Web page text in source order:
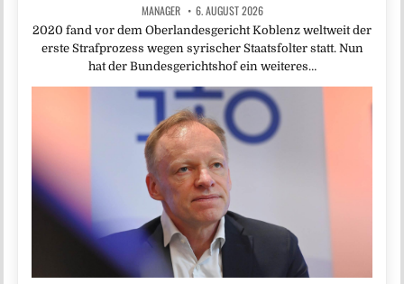
MANAGER 6. AUGUST 2026
2020 fand vor dem Oberlandesgericht Koblenz weltweit der
erste Strafprozess wegen syrischer Staatsfolter statt. Nun
hat der Bundesgerichtshof ein weiteres…